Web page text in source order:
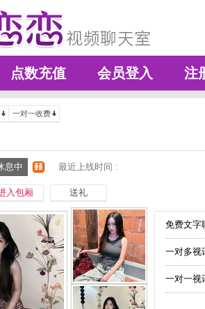
点数充值 会员登入 注
一对一收费
息中 最近上线时间 :
入包厢 送礼
免费文
一对多
一对一